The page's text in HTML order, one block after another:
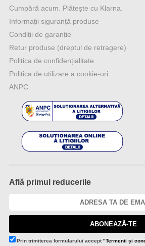
Cumpără acum. Plătește cu Klarna.
Informații siguranță produse
Condiții de garanție
Retur produse (dreptul de retragere)
Politica de confidențialitate
Politica de utilizare a cookie-uri
ANPC
Află primul reducerile
ABONEAZĂ-TE
Prin trimiterea formularului accept"Termenii și